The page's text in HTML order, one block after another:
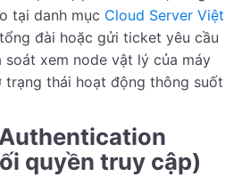
tại danh mục Cloud Server Việt
đài hoặc gửi ticket yêu cầu
soát xem node vật lý của máy
trạng thái hoạt động thông suốt
quyền truy cập)